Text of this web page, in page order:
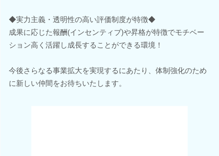
◆実力主義・透明性の高い評価制度が特徴◆
成果に応じた報酬(インセンティブ)や昇格が特徴でモチベー
ション高く活躍し成長することができる環境！
今後さらなる事業拡大を実現するにあたり、体制強化のため
に新しい仲間をお待ちいたします。